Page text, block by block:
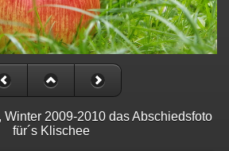
Winter 2009-2010 das Abschiedsfoto
für´s Klischee